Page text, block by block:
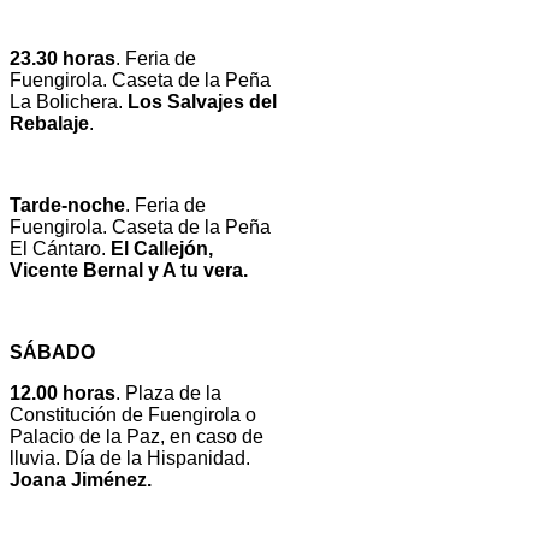
23.30 horas. Feria de
Fuengirola. Caseta de la Peña
La Bolichera. Los Salvajes del
Rebalaje.
Tarde-noche. Feria de
Fuengirola. Caseta de la Peña
El Cántaro. El Callejón,
Vicente Bernal y A tu vera.
SÁBADO
12.00 horas. Plaza de la
Constitución de Fuengirola o
Palacio de la Paz, en caso de
lluvia. Día de la Hispanidad.
Joana Jiménez.